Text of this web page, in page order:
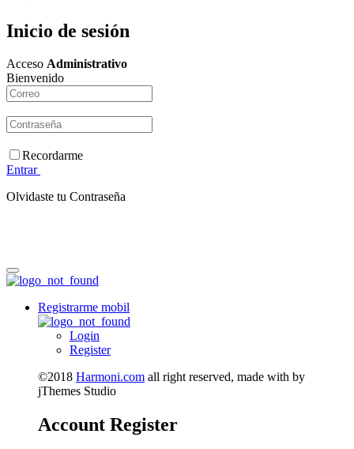
Inicio de sesión
Acceso Administrativo
Bienvenido
Recordarme
Entrar
Olvidaste tu Contraseña
Registrarme mobil
Login
Register
©2018 Harmoni.com all right reserved, made with by
jThemes Studio
Account Register